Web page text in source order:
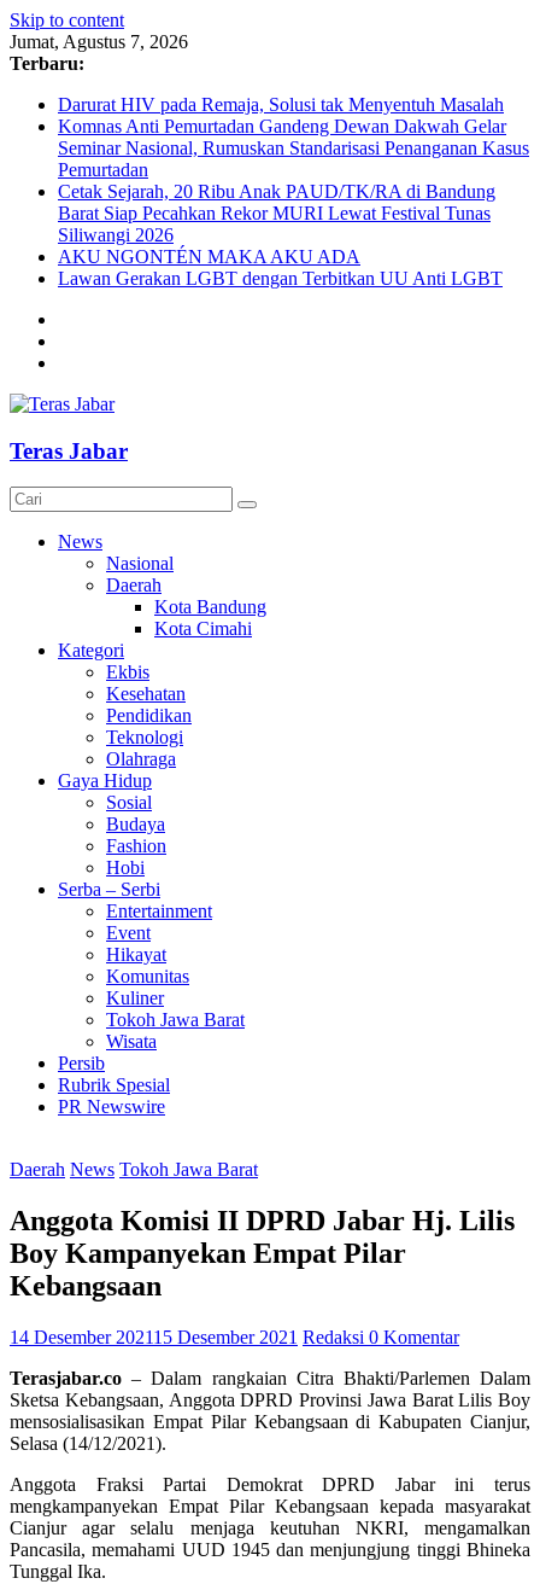
Skip to content
Jumat, Agustus 7, 2026
Terbaru:
Darurat HIV pada Remaja, Solusi tak Menyentuh Masalah
Komnas Anti Pemurtadan Gandeng Dewan Dakwah Gelar
Seminar Nasional, Rumuskan Standarisasi Penanganan Kasus
Pemurtadan
Cetak Sejarah, 20 Ribu Anak PAUD/TK/RA di Bandung
Barat Siap Pecahkan Rekor MURI Lewat Festival Tunas
Siliwangi 2026
AKU NGONTÉN MAKA AKU ADA
Lawan Gerakan LGBT dengan Terbitkan UU Anti LGBT
Teras Jabar
News
Nasional
Daerah
Kota Bandung
Kota Cimahi
Kategori
Ekbis
Kesehatan
Pendidikan
Teknologi
Olahraga
Gaya Hidup
Sosial
Budaya
Fashion
Hobi
Serba – Serbi
Entertainment
Event
Hikayat
Komunitas
Kuliner
Tokoh Jawa Barat
Wisata
Persib
Rubrik Spesial
PR Newswire
Daerah News Tokoh Jawa Barat
Anggota Komisi II DPRD Jabar Hj. Lilis
Boy Kampanyekan Empat Pilar
Kebangsaan
14 Desember 202115 Desember 2021 Redaksi 0 Komentar
Terasjabar.co – Dalam rangkaian Citra Bhakti/Parlemen Dalam
Sketsa Kebangsaan, Anggota DPRD Provinsi Jawa Barat Lilis Boy
mensosialisasikan Empat Pilar Kebangsaan di Kabupaten Cianjur,
Selasa (14/12/2021).
Anggota Fraksi Partai Demokrat DPRD Jabar ini terus
mengkampanyekan Empat Pilar Kebangsaan kepada masyarakat
Cianjur agar selalu menjaga keutuhan NKRI, mengamalkan
Pancasila, memahami UUD 1945 dan menjungjung tinggi Bhineka
Tunggal Ika.